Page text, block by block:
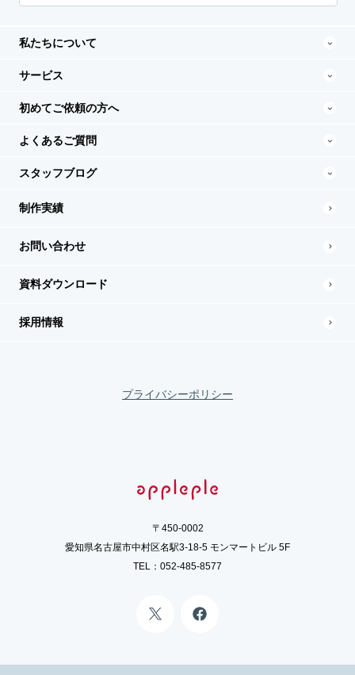
私たちについて
サービス
初めてご依頼の方へ
よくあるご質問
スタッフブログ
制作実績
お問い合わせ
資料ダウンロード
採用情報
プライバシーポリシー
〒450-0002
愛知県名古屋市中村区名駅3-18-5 モンマートビル 5F
TEL： 052-485-8577